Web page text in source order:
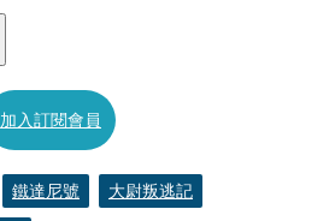
加入訂閱會員
鐵達尼號
大尉叛逃記